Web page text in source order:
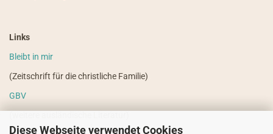
Diese Webseite verwendet Cookies
Links
Bleibt in mir
(Zeitschrift für die christliche Familie)
GBV